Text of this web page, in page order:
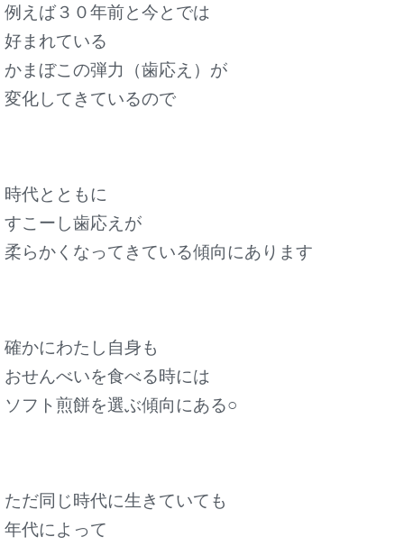
例えば３０年前と今とでは
好まれている
かまぼこの弾力（歯応え）が
変化してきているので
時代とともに
すこーし歯応えが
柔らかくなってきている傾向にあります
確かにわたし自身も
おせんべいを食べる時には
ソフト煎餅を選ぶ傾向にある○
ただ同じ時代に生きていても
年代によって